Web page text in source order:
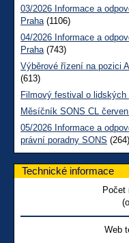
03/2026 Informace a
Praha(1106)
04/2026 Informace a
Praha(743)
Výběrové řízení na pozici
(613)
Filmový festival o
Měsíčník SONS CL
05/2026 Informace a
právní poradny SONS (264)
Technické informace
Počet
Web